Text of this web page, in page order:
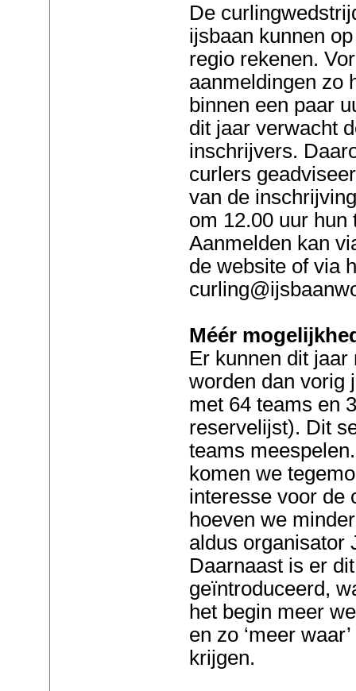
De
ijsbaan kunnen
regio rekenen.
aanmeldingen zo
binnen een paar
dit jaar verwacht
inschrijvers.
curlers
van de
om 12.00 uur hun
Aanmelden kan
de website of via
Méér
Er kunnen dit
worden dan vorig
met 64 teams en
reservelijst). Dit
teams
komen we
interesse voor de
hoeven we
aldus organisator
Daarnaast is er
geïntroduceerd,
het begin meer
en zo ‘meer
krijgen.